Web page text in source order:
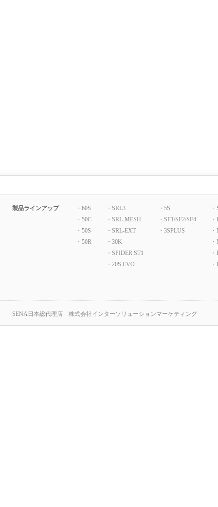
製品ラインアップ
・60S
・50C
・50S
・50R
・SRL3
・SRL-MESH
・SRL-EXT
・30K
・SPIDER ST1
・20S EVO
・5S
・SF1/SF2/SF4
・3SPLUS
SENA日本総代理店 株式会社インターソリューションマーケティング